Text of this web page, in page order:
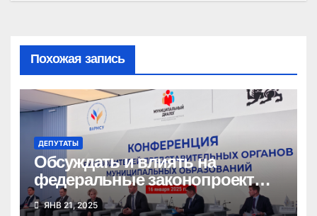
Похожая запись
ДЕПУТАТЫ
Обсуждать и влиять на
федеральные законопроекты
теперь смогут и
ЯНВ 21, 2025